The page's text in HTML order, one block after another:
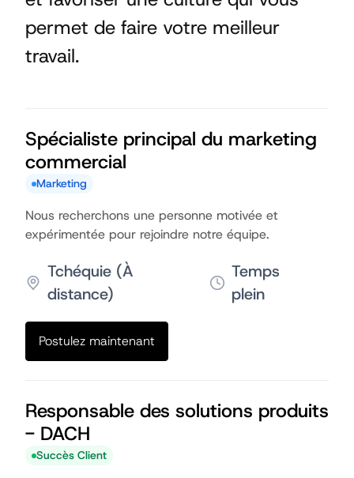
permet de faire votre meilleur
travail.
Spécialiste principal du marketing
commercial
Marketing
Nous recherchons une personne motivée et
expérimentée pour rejoindre notre équipe.
Tchéquie (À
distance)
Temps
plein
Postulez maintenant
Responsable des solutions produits
- DACH
Succès Client